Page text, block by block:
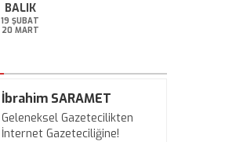
BALIK
19 ŞUBAT
20 MART
İbrahim SARAMET
Geleneksel Gazetecilikten
İnternet Gazeteciliğine!